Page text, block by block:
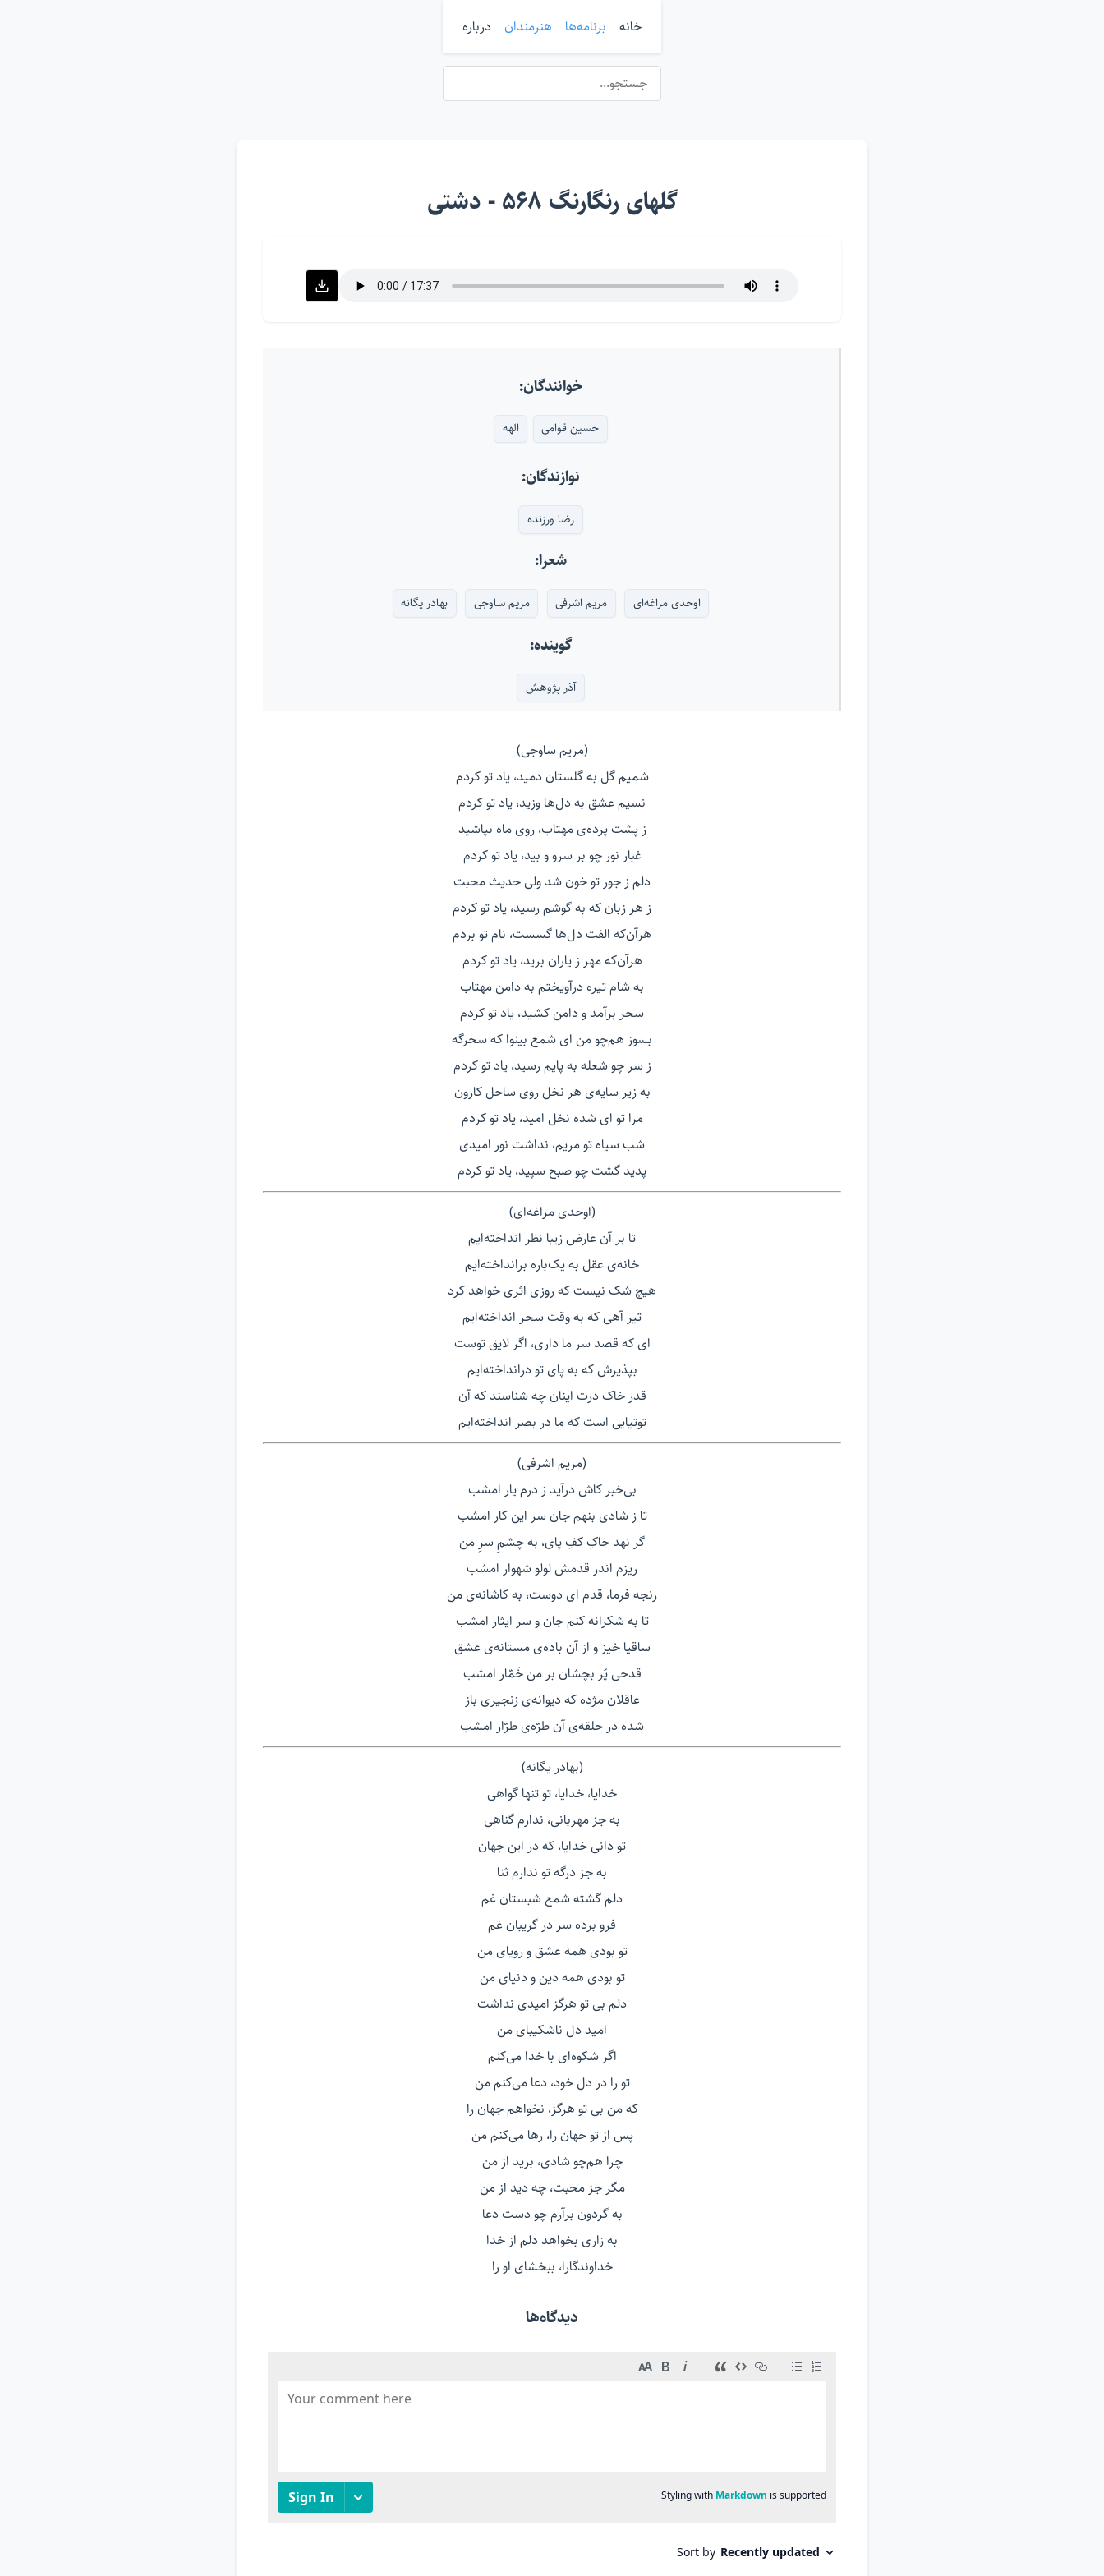
خانه برنامه‌ها هنرمندان درباره
گلهای رنگارنگ ۵۶۸ - دشتی
خوانندگان:
حسین قوامی الهه
نوازندگان:
رضا ورزنده
شعرا:
اوحدی مراغه‌ای مریم اشرفی مریم ساوجی بهادر یگانه
گوینده:
آذر پژوهش
(مریم ساوجی)
شمیم گل به گلستان دمید، یاد تو کردم
نسیم عشق به دل‌ها وزید، یاد تو کردم
ز پشت پرده‌ی مهتاب، روی ماه بپاشید
غبار نور چو بر سرو و بید، یاد تو کردم
دلم ز جور تو خون شد ولی حدیث محبت
ز هر زبان که به گوشم رسید، یاد تو کردم
هرآن‌که الفت دل‌ها گسست، نام تو بردم
هرآن‌که مهر ز یاران برید، یاد تو کردم
به شام تیره درآویختم به دامن مهتاب
سحر برآمد و دامن کشید، یاد تو کردم
بسوز هم‌چو من ای شمع بینوا که سحرگه
ز سر چو شعله به پایم رسید، یاد تو کردم
به زیر سایه‌ی هر نخل روی ساحل کارون
مرا تو ای شده نخل امید، یاد تو کردم
شب سیاه تو مریم، نداشت نور امیدی
پدید گشت چو صبح سپید، یاد تو کردم
(اوحدی مراغه‌ای)
تا بر آن عارض زیبا نظر انداخته‌ایم
خانه‌ی عقل به یک‌باره برانداخته‌ایم
هیچ شک نیست که روزی اثری خواهد کرد
تیر آهی که به وقت سحر انداخته‌ایم
ای که قصد سر ما داری، اگر لایق توست
بپذیرش که به پای تو درانداخته‌ایم
قدر خاک درت اینان چه شناسند که آن
توتیایی است که ما در بصر انداخته‌ایم
(مریم اشرفی)
بی‌خبر کاش درآید ز درم یار امشب
تا ز شادی بنهم جان سر این کار امشب
گر نهد خاکِ کفِ پای، به چشمِ سرِ من
ریزم اندر قدمش لولو شهوار امشب
رنجه فرما، قدم ای دوست،‌ به کاشانه‌ی من
تا به شکرانه کنم جان و سر ایثار امشب
ساقیا خیز و از آن باده‌ی مستانه‌ی عشق
قدحی پُر بچشان بر من خَمّار امشب
عاقلان مژده که دیوانه‌ی زنجیری باز
شده در حلقه‌ی آن طرّه‌ی طرّار امشب
(بهادر یگانه)
خدایا، خدایا، تو تنها گواهی
به جز مهربانی، ندارم گناهی
تو دانی خدایا، که در این جهان
به جز درگه تو ندارم ثنا
دلم گشته شمع شبستان غم
فرو برده سر در گریبان غم
تو بودی همه عشق و رویای من
تو بودی همه دین و دنیای من
دلم بی تو هرگز امیدی نداشت
امید دل ناشکیبای من
اگر شکوه‌ای با خدا می‌کنم
تو را در دل خود، دعا می‌کنم من
که من بی تو هرگز، نخواهم جهان را
پس از تو جهان را، رها می‌کنم من
چرا هم‌چو شادی، برید از من
مگر جز محبت، چه دید از من
به گردون برآرم چو دست دعا
به زاری بخواهد دلم از خدا
خداوندگارا، ببخشای او را
دیدگاه‌ها